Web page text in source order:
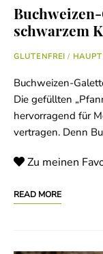
schwarzem
GLUTENFREI /
Buchweizen-
Die gefüllten
hervorragend für
vertragen. Denn
Zu meinen
READ MORE